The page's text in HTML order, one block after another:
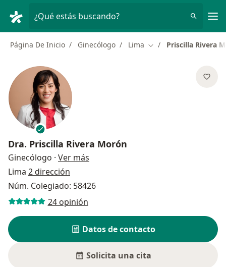
¿Qué estás buscando?
Página De Inicio Ginecólogo Lima Cambiar de ciudad
Priscilla Rivera
Dra. Priscilla Rivera Morón
Ginecólogo · Ver más
Lima 2 dirección
Núm. Colegiado: 58426
24 opinión
Datos de contacto
Solicita una cita